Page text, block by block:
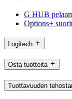
G HUB
Options+
Logitech
Osta tuotteita
Tuottavuuden